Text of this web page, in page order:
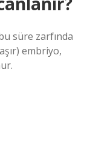
süre zarfında
embriyo,